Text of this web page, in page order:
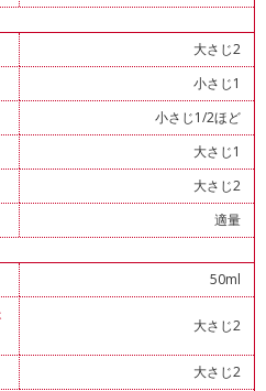
大さじ2
小さじ1
小さじ1/2ほど
大さじ1
大さじ2
適量
50ml
大さじ2
大さじ2